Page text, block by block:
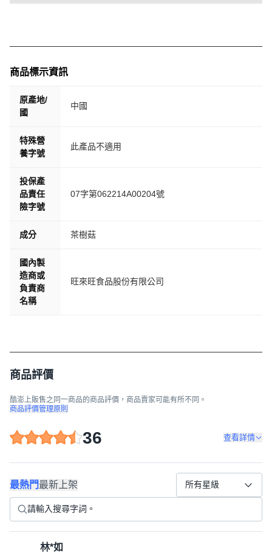
商品標示資訊
原產地/
國
中國
特殊營
養字號
此產品不適用
投保產
品責任
險字號
07字第062214A00204號
成分 茶樹菇
國內製
造商或
負責商
名稱
旺來旺食品股份有限公司
商品評價
酷澎上販售之同一商品的商品評價，商品賣家可能有所不同。
商品評價管理原則
36 查看詳情
最熱門最新上架 所有星級
林*如